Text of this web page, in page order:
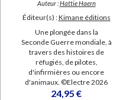
Auteur :Hattie Haern
Éditeur(s) :Kimane éditions
Une plongée dans la
Seconde Guerre mondiale, à
travers des histoires de
réfugiés, de pilotes,
d'infirmières ou encore
d'animaux. ©Electre 2026
24,95 €